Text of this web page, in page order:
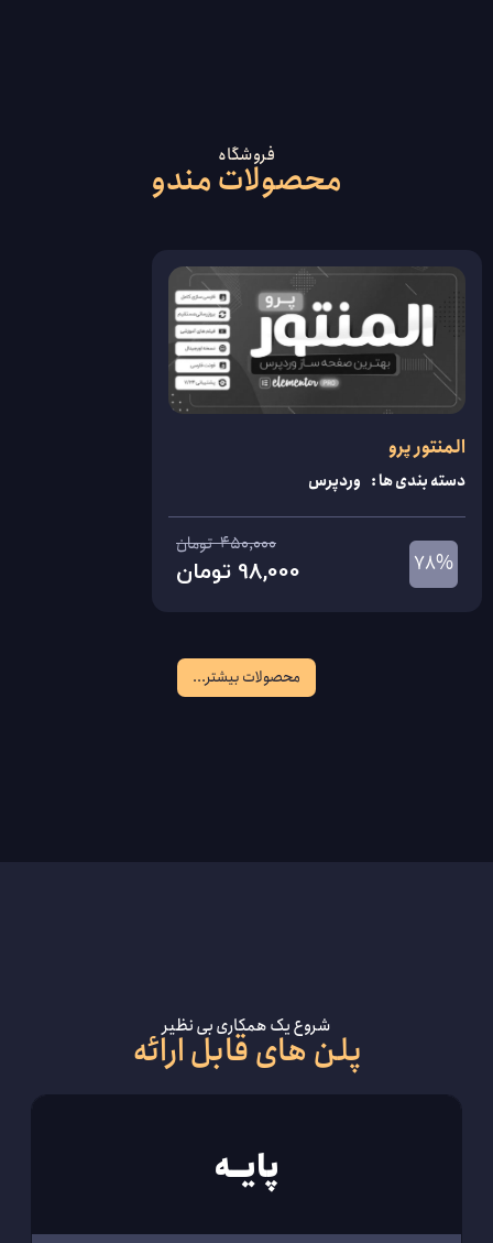
فروشگاه
محصولات مندو
المنتور پرو
دسته بندی ها : وردپرس
78%
450,000 تومان
98,000 تومان
محصولات بیشتر...
شروع یک همکاری بی نظیر
پلن های قابل ارائه
پایــه